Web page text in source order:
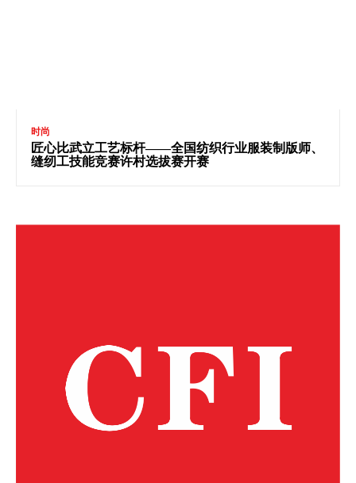
时尚
匠心比武立工艺标杆——全国纺织行业服装制版师、
缝纫工技能竞赛许村选拔赛开赛